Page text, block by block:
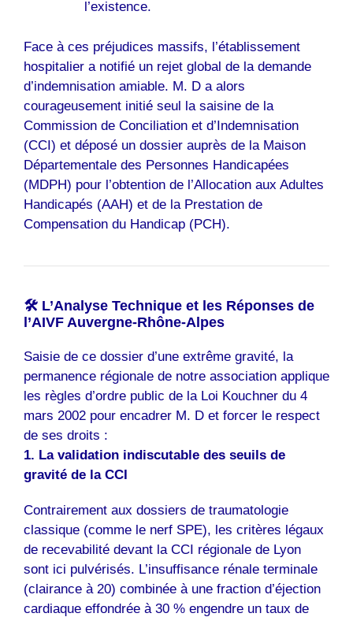
l’existence.
Face à ces préjudices massifs, l’établissement
hospitalier a notifié un rejet global de la demande
d’indemnisation amiable. M. D a alors
courageusement initié seul la saisine de la
Commission de Conciliation et d’Indemnisation
(CCI) et déposé un dossier auprès de la Maison
Départementale des Personnes Handicapées
(MDPH) pour l’obtention de l’Allocation aux Adultes
Handicapés (AAH) et de la Prestation de
Compensation du Handicap (PCH).
🛠️ L’Analyse Technique et les Réponses de
l’AIVF Auvergne-Rhône-Alpes
Saisie de ce dossier d’une extrême gravité, la
permanence régionale de notre association applique
les règles d’ordre public de la Loi Kouchner du 4
mars 2002 pour encadrer M. D et forcer le respect
de ses droits :
1. La validation indiscutable des seuils de
gravité de la CCI
Contrairement aux dossiers de traumatologie
classique (comme le nerf SPE), les critères légaux
de recevabilité devant la CCI régionale de Lyon
sont ici pulvérisés. L’insuffisance rénale terminale
(clairance à 20) combinée à une fraction d’éjection
cardiaque effondrée à 30 % engendre un taux de